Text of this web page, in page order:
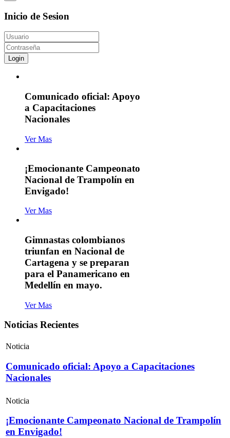
Inicio de Sesion
Login
Comunicado oficial: Apoyo
a Capacitaciones
Nacionales
Ver Mas
¡Emocionante Campeonato
Nacional de Trampolín en
Envigado!
Ver Mas
Gimnastas colombianos
triunfan en Nacional de
Cartagena y se preparan
para el Panamericano en
Medellín en mayo.
Ver Mas
Noticias Recientes
Noticia
Comunicado oficial: Apoyo a Capacitaciones
Nacionales
Noticia
¡Emocionante Campeonato Nacional de Trampolín
en Envigado!